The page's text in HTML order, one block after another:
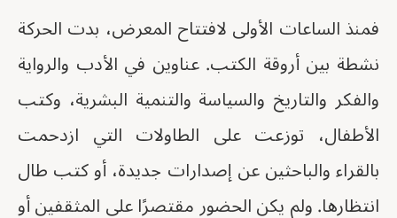
فمنذ الساعات الأولى لافتتاح المعرض، بدت الحركة
نشطة بين أروقة الكتب. عناوين في الأدب والرواية
والفكر والتاريخ والسياسة والتنمية البشرية، وكتب
الأطفال، توزعت على الطاولات التي ازدحمت
بالقراء والباحثين عن إصدارات جديدة، أو كتب طال
انتظارها. ولم يكن الحضور مقتصرًا على المثقفين أو